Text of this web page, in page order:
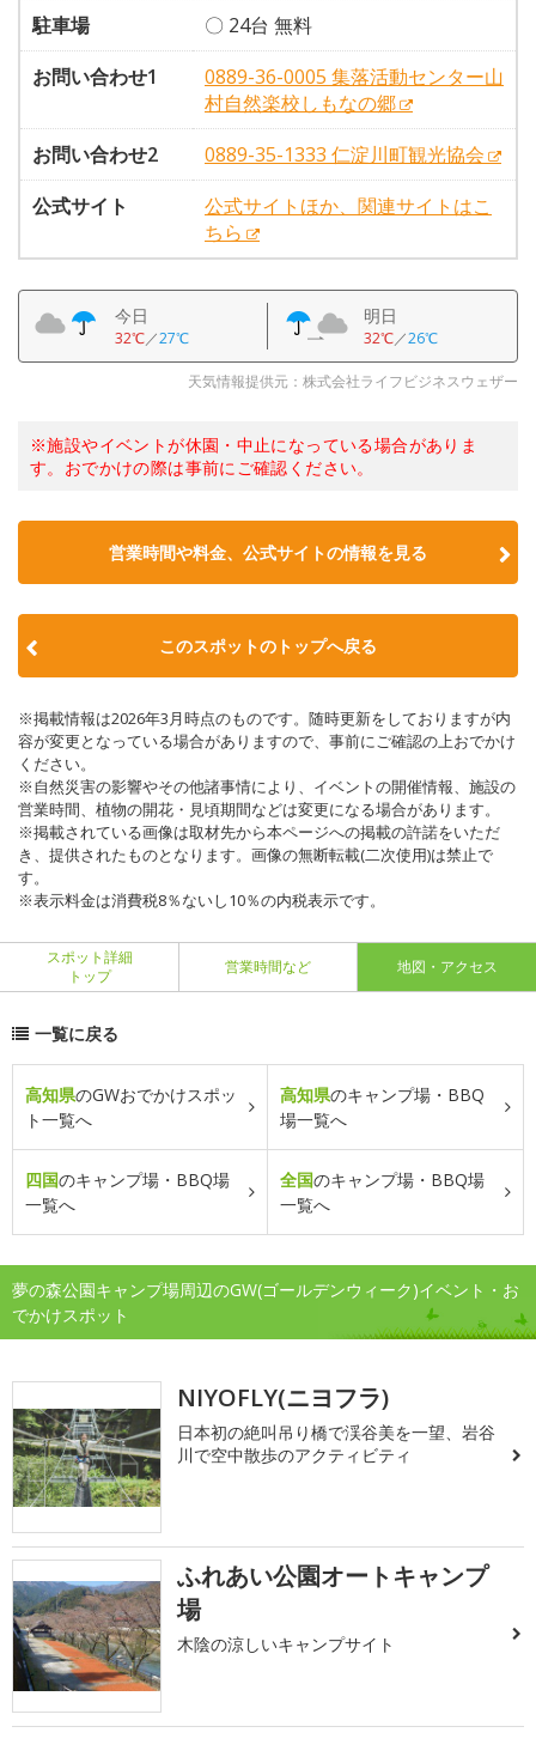
駐車場
〇 24台 無料
お問い合わせ1
0889-36-0005 集落活動センター山
村自然楽校しもなの郷
お問い合わせ2
0889-35-1333 仁淀川町観光協会
公式サイト
公式サイトほか、関連サイトはこ
ちら
今日
32℃／27℃
明日
32℃／26℃
天気情報提供元：株式会社ライフビジネスウェザー
※施設やイベントが休園・中止になっている場合がありま
す。おでかけの際は事前にご確認ください。
営業時間や料金、公式サイトの情報を見る
このスポットのトップへ戻る
※掲載情報は2026年3月時点のものです。随時更新をしておりますが内
容が変更となっている場合がありますので、事前にご確認の上おでかけ
ください。
※自然災害の影響やその他諸事情により、イベントの開催情報、施設の
営業時間、植物の開花・見頃期間などは変更になる場合があります。
※掲載されている画像は取材先から本ページへの掲載の許諾をいただ
き、提供されたものとなります。画像の無断転載(二次使用)は禁止で
す。
※表示料金は消費税8％ないし10％の内税表示です。
スポット詳細
トップ
営業時間など 地図・アクセス
一覧に戻る
高知県のGWおでかけスポッ
ト一覧へ
高知県のキャンプ場・BBQ
場一覧へ
四国のキャンプ場・BBQ場
一覧へ
全国のキャンプ場・BBQ場
一覧へ
夢の森公園キャンプ場周辺のGW(ゴールデンウィーク)イベント・お
でかけスポット
NIYOFLY(ニヨフラ)
日本初の絶叫吊り橋で渓谷美を一望、岩谷
川で空中散歩のアクティビティ
ふれあい公園オートキャンプ
場
木陰の涼しいキャンプサイト